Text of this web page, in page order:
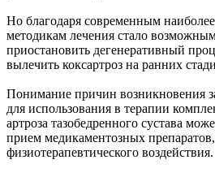
Но благодаря современным
методикам лечения стало
приостановить дегенеративный
вылечить коксартроз на ранних
Понимание причин возникновения
для использования в терапии
артроза тазобедренного сустава
прием медикаментозных
физиотерапевтического воздействия.